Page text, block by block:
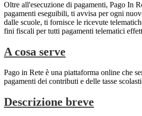
Oltre all'esecuzione di pagamenti, Pago In
pagamenti eseguibili, ti avvisa per ogni
dalle scuole, ti fornisce le ricevute
fini fiscali per tutti pagamenti telematici
A cosa serve
Pago in Rete è una piattaforma online che
pagamenti dei contributi e delle tasse
Descrizione breve